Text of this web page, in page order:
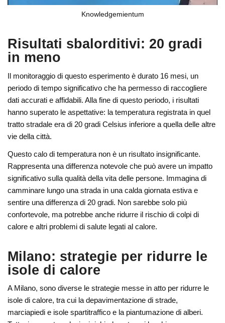
Knowledgemientum
Risultati sbalorditivi: 20 gradi
in meno
Il monitoraggio di questo esperimento è durato 16 mesi, un
periodo di tempo significativo che ha permesso di raccogliere
dati accurati e affidabili. Alla fine di questo periodo, i risultati
hanno superato le aspettative: la temperatura registrata in quel
tratto stradale era di 20 gradi Celsius inferiore a quella delle altre
vie della città.
Questo calo di temperatura non è un risultato insignificante.
Rappresenta una differenza notevole che può avere un impatto
significativo sulla qualità della vita delle persone. Immagina di
camminare lungo una strada in una calda giornata estiva e
sentire una differenza di 20 gradi. Non sarebbe solo più
confortevole, ma potrebbe anche ridurre il rischio di colpi di
calore e altri problemi di salute legati al calore.
Milano: strategie per ridurre le
isole di calore
A Milano, sono diverse le strategie messe in atto per ridurre le
isole di calore, tra cui la depavimentazione di strade,
marciapiedi e isole spartitraffico e la piantumazione di alberi.